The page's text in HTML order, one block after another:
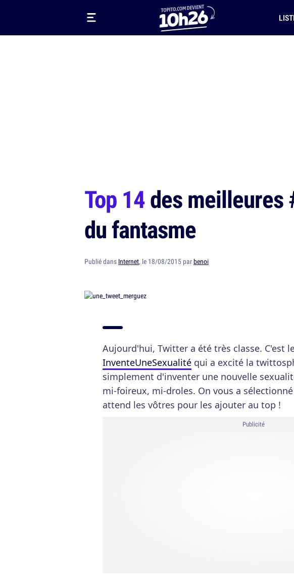
Top 14des meilleures
du fantasme
Publié dans Internet, le 18/08/2015 parbenoi
Aujourd'hui, Twitter a été très classe. C'est
InventeUneSexualité qui a excité la
simplement d'inventer une nouvelle
mi-foireux, mi-droles. On vous a
attend les vôtres pour les ajouter au top !
Publicité